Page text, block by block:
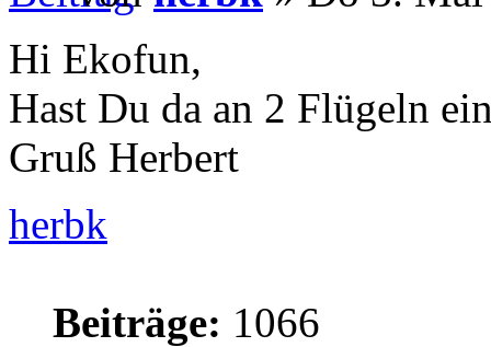
Hi Ekofun,
Hast Du da an 2 Flügeln
Gruß Herbert
herbk
Beiträge: 1066